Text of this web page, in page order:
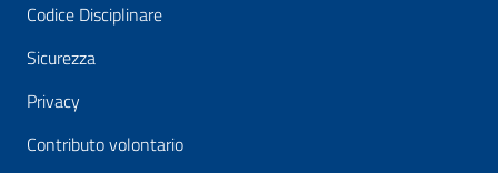
Codice Disciplinare
Sicurezza
Privacy
Contributo volontario